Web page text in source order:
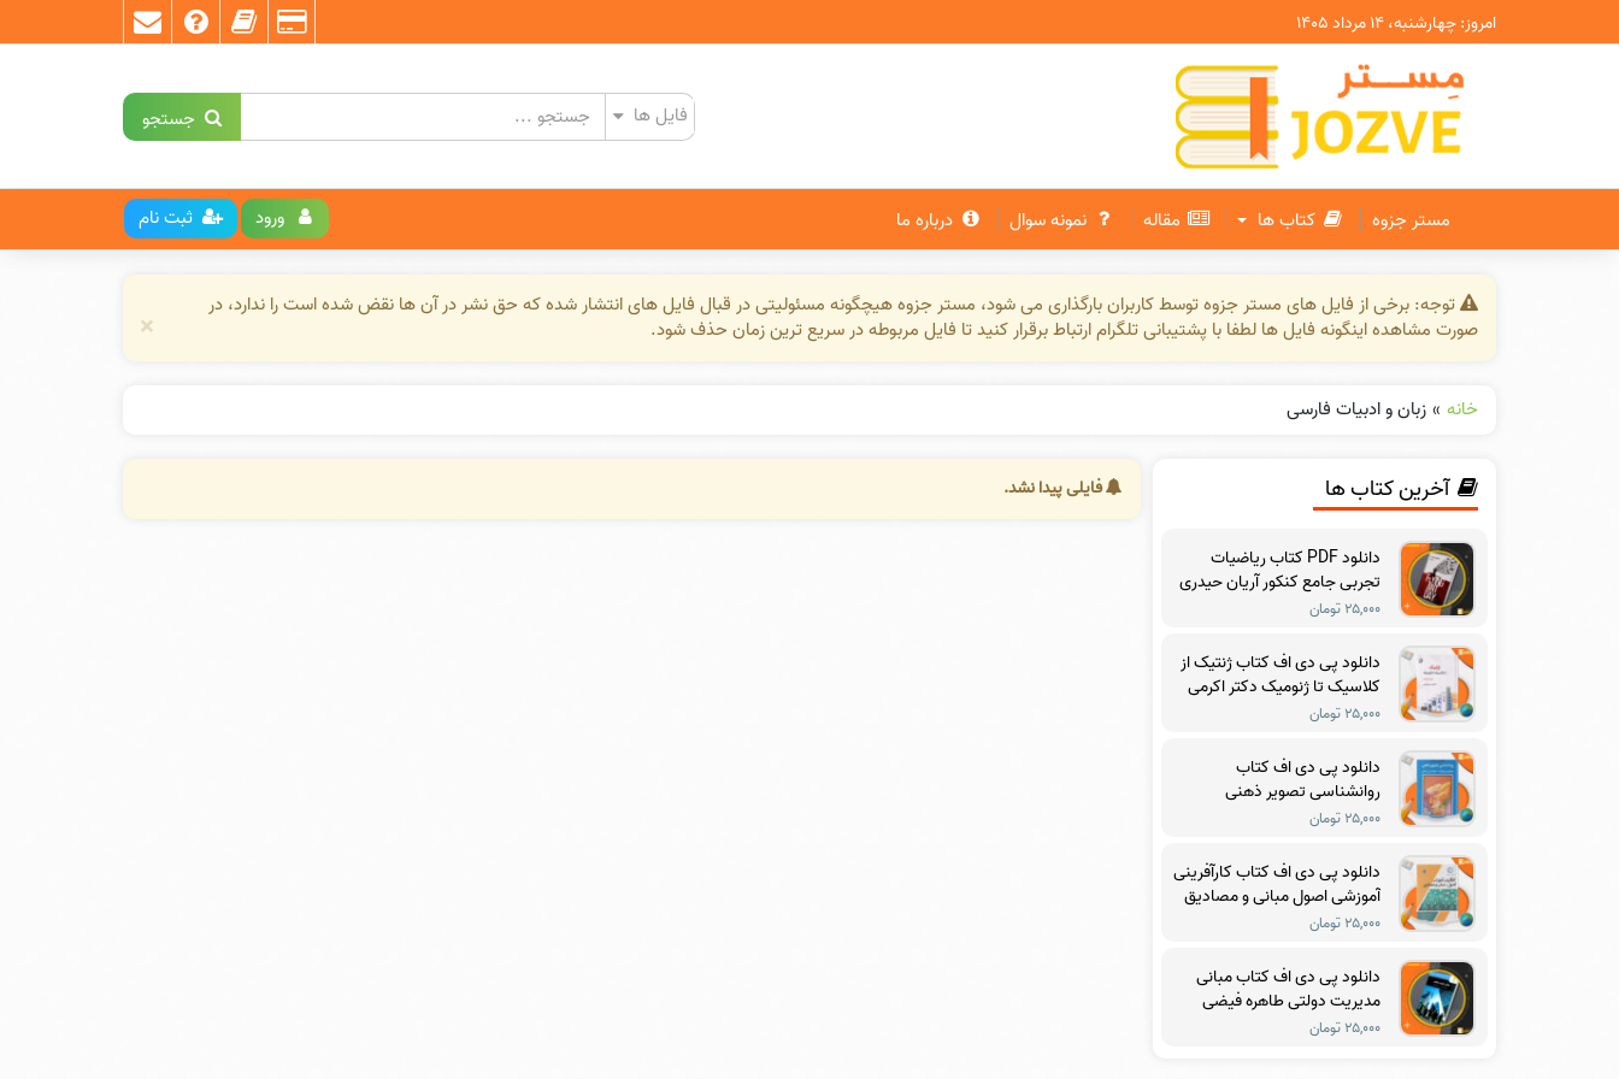
امروز: چهارشنبه، ۱۴ مرداد ۱۴۰۵
جستجو
مستر جزوه کتاب ها مقاله نمونه سوال درباره ما ورود ثبت نام
توجه: برخی از فایل های مستر جزوه توسط کاربران بارگذاری می شود، مستر جزوه هیچگونه مسئولیتی در قبال فایل های انتشار شده که حق نشر در آن ها نقض شده است را ندارد، در
صورت مشاهده اینگونه فایل ها لطفا با پشتیبانی تلگرام ارتباط برقرار کنید تا فایل مربوطه در سریع ترین زمان حذف شود.
×
خانه » زبان و ادبیات فارسی
فایلی پیدا نشد. آخرین کتاب ها
دانلود PDF کتاب ریاضیات
تجربی جامع کنکور آریان حیدری
۲۵,۰۰۰ تومان
دانلود پی دی اف کتاب ژنتیک از
کلاسیک تا ژنومیک دکتر اکرمی
PDF
۲۵,۰۰۰ تومان
دانلود پی دی اف کتاب
روانشناسی تصویر ذهنی
ماکسول مالتز PDF
۲۵,۰۰۰ تومان
دانلود پی دی اف کتاب کارآفرینی
آموزشی اصول مبانی و مصادیق
دکتر مرتضی رضایی زاده PDF
۲۵,۰۰۰ تومان
دانلود پی دی اف کتاب مبانی
مدیریت دولتی طاهره فیضی
PDF
۲۵,۰۰۰ تومان